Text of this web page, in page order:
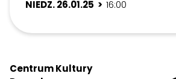
NIEDZ. 26.01.25 > 16:00
Centrum Kultury